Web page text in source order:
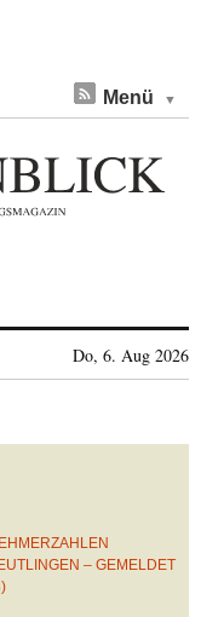
Menü
Do, 6. Aug 2026
– GEMELDET